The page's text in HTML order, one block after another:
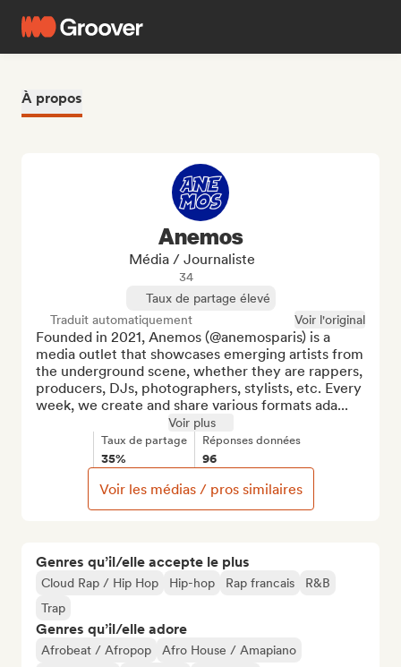
À propos
Genres qu’il/elle accepte le plus
Cloud Rap / Hip Hop Hip-hop Rap francais
R&B
Trap
Genres qu’il/elle adore
Afrobeat / Afropop
Afro House / Amapiano
Anemos
Média / Journaliste
34
Taux de partage élevé
Traduit automatiquement
Voir l'original
Founded in 2021, Anemos (@anemosparis) is a
media outlet that showcases emerging artists from
the underground scene, whether they are rappers,
producers, DJs, photographers, stylists, etc. Every
week, we create and share various formats ada...
Voir plus
Taux de partage
35%
Réponses données
96
Voir les médias / pros similaires